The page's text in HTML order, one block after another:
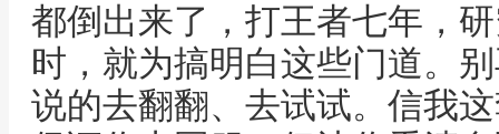
都倒出来了，打王者七年，
时，就为搞明白这些门道。
说的去翻翻、去试试。信我